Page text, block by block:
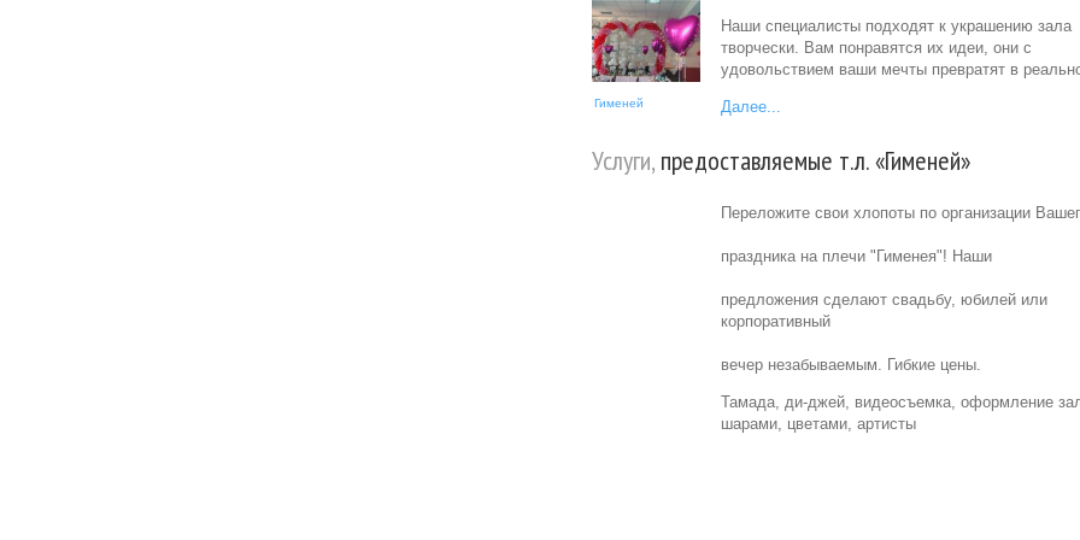
Гименей
Наши специалисты подходят к украшению зала
творчески. Вам понравятся их идеи, они с
удовольствием ваши мечты превратят в
Далее...
Услуги, предоставляемые т.л. «Гименей»
Переложите свои хлопоты по организации
праздника на плечи "Гименея"! Наши
предложения сделают свадьбу, юбилей или
корпоративный
вечер незабываемым. Гибкие цены.
Тамада, ди-джей, видеосъемка, оформление
шарами, цветами, артисты